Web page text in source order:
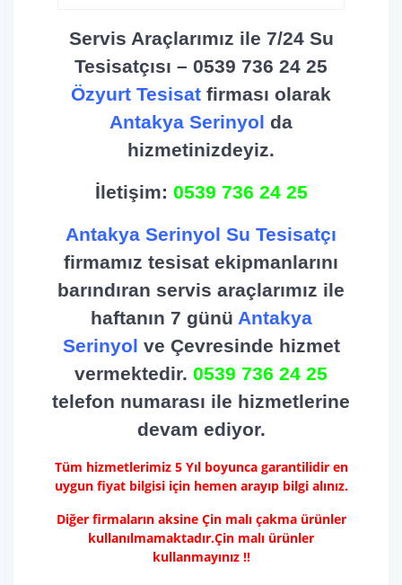
Servis Araçlarımız ile 7/24 Su
Tesisatçısı – 0539 736 24 25
Özyurt Tesisat firması olarak
Antakya Serinyol da
hizmetinizdeyiz.
İletişim: 0539 736 24 25
Antakya Serinyol Su Tesisatçı
firmamız tesisat ekipmanlarını
barındıran servis araçlarımız ile
haftanın 7 günü Antakya
Serinyol ve Çevresinde hizmet
vermektedir. 0539 736 24 25
telefon numarası ile hizmetlerine
devam ediyor.
Tüm hizmetlerimiz 5 Yıl boyunca garantilidir en
uygun fiyat bilgisi için hemen arayıp bilgi alınız.
Diğer firmaların aksine Çin malı çakma ürünler
kullanılmamaktadır.Çin malı ürünler
kullanmayınız !!